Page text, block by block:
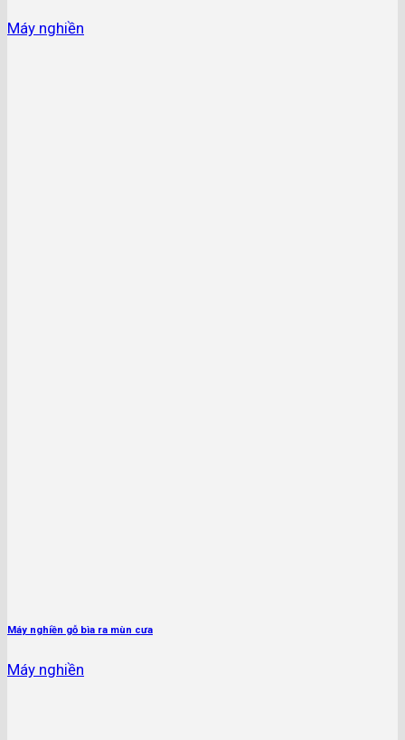
Máy nghiền
Máy nghiền gỗ bìa ra mùn cưa
Máy nghiền